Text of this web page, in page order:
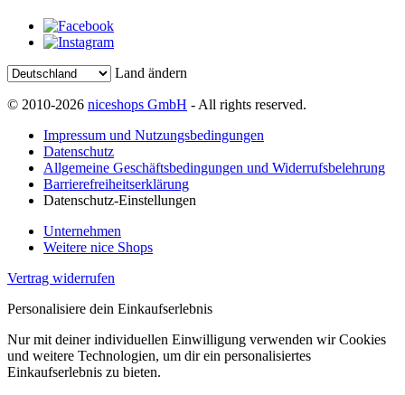
Land ändern
© 2010-2026 niceshops GmbH - All rights reserved.
Impressum und Nutzungsbedingungen
Datenschutz
Allgemeine Geschäftsbedingungen und Widerrufsbelehrung
Barrierefreiheitserklärung
Datenschutz-Einstellungen
Unternehmen
Weitere nice Shops
Vertrag widerrufen
Personalisiere dein Einkaufserlebnis
Nur mit deiner individuellen Einwilligung verwenden wir Cookies
und weitere Technologien, um dir ein personalisiertes
Einkaufserlebnis zu bieten.